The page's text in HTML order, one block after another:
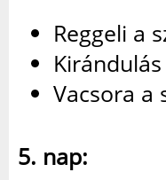
Reggeli a
Kirándulás
Vacsora a
5. nap: